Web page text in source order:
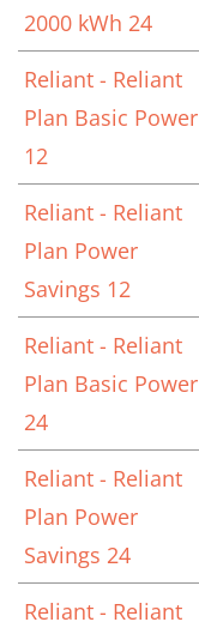
2000 kWh 24
Reliant - Reliant
Plan Basic Power
12
Reliant - Reliant
Plan Power
Savings 12
Reliant - Reliant
Plan Basic Power
24
Reliant - Reliant
Plan Power
Savings 24
Reliant - Reliant